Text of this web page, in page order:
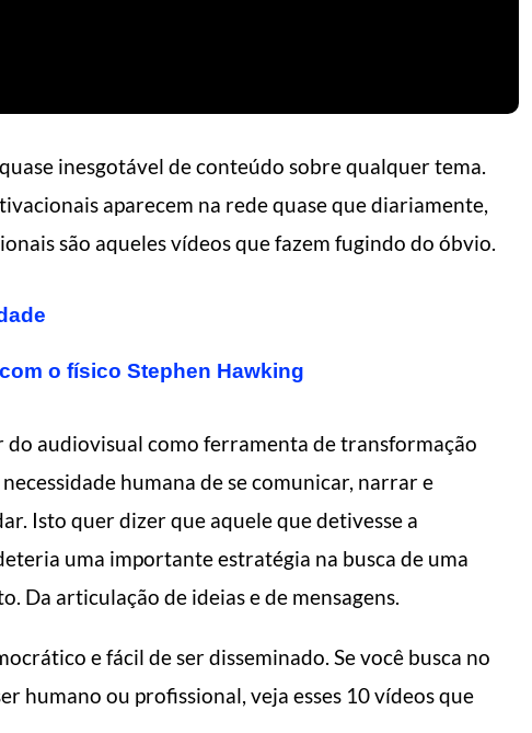
inesgotável de conteúdo sobre qualquer tema.
aparecem na rede quase que diariamente,
são aqueles vídeos que fazem fugindo do óbvio.
o físico Stephen Hawking
audiovisual como ferramenta de transformação
humana de se comunicar, narrar e
Isto quer dizer que aquele que detivesse a
uma importante estratégia na busca de uma
Da articulação de ideias e de mensagens.
e fácil de ser disseminado. Se você busca no
humano ou profissional, veja esses 10 vídeos que